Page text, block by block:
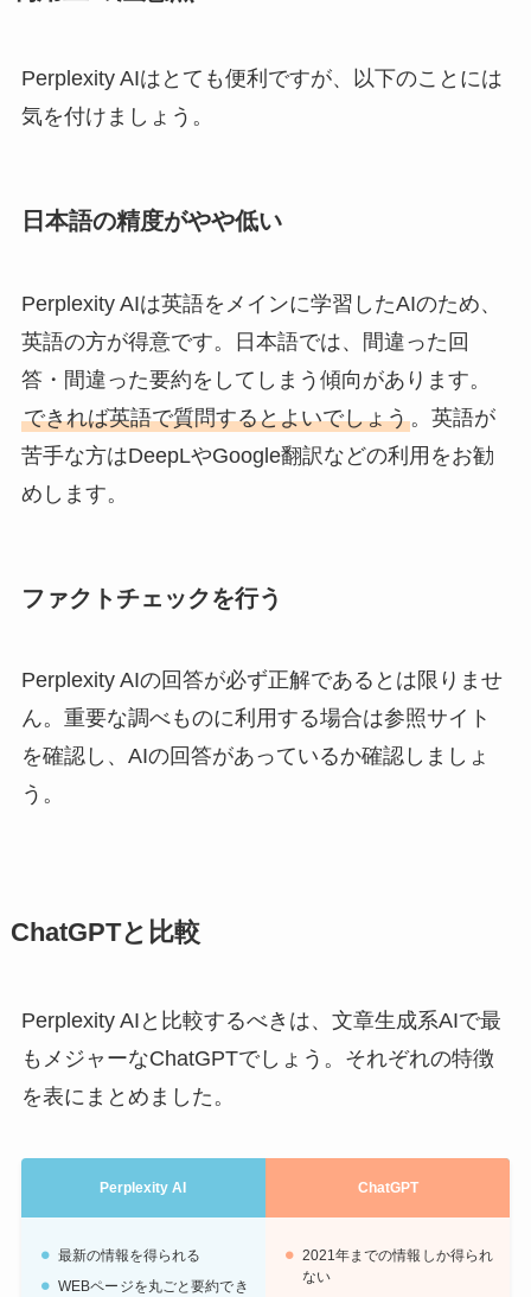
Perplexity AIはとても便利ですが、以下のことには
気を付けましょう。
日本語の精度がやや低い
Perplexity AIは英語をメインに学習したAIのため、
英語の方が得意です。日本語では、間違った回
答・間違った要約をしてしまう傾向があります。
できれば英語で質問するとよいでしょう。英語が
苦手な方はDeepLやGoogle翻訳などの利用をお勧
めします。
ファクトチェックを行う
Perplexity AIの回答が必ず正解であるとは限りませ
ん。重要な調べものに利用する場合は参照サイト
を確認し、AIの回答があっているか確認しましょ
う。
ChatGPTと比較
Perplexity AIと比較するべきは、文章生成系AIで最
もメジャーなChatGPTでしょう。それぞれの特徴
を表にまとめました。
Perplexity AI ChatGPT
最新の情報を得られる
WEBページを丸ごと要約でき
2021年までの情報しか得られ
ない